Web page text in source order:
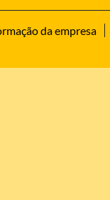
da empresa